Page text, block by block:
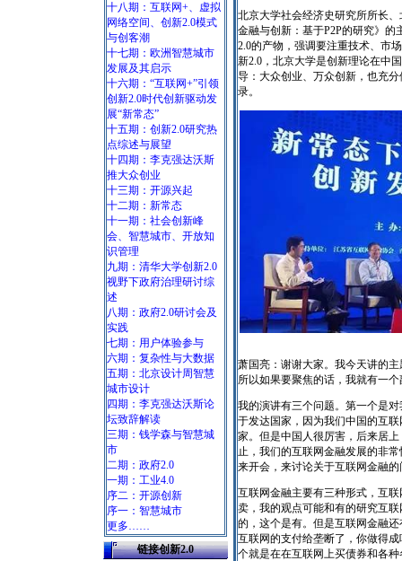
十八期：互联网+、虚拟
网络空间、创新2.0模式
与创客潮
十七期：欧洲智慧城市
发展及其启示
十六期：“互联网+”引领
创新2.0时代创新驱动发
展“新常态”
十五期：创新2.0研究热
点综述与展望
十四期：李克强达沃斯
推大众创业
十三期：开源兴起
十二期：新常态
十一期：社会创新峰
会、智慧城市、开放知
识管理
九期：清华大学创新2.0
视野下政府治理研讨综
述
八期：政府2.0研讨会及
实践
七期：用户体验参与
六期：复杂性与大数据
五期：北京设计周智慧
城市设计
四期：李克强达沃斯论
坛致辞解读
三期：钱学森与智慧城
市
二期：政府2.0
一期：工业4.0
序二：开源创新
序一：智慧城市
更多……
链接创新2.0
北京大学社会经济史研究所所长
金融与创新：基于P2P的研究》
2.0的产物，强调要注重技术、市
新2.0，北京大学是创新理论在中
导：大众创业、万众创新，也充
录。
萧国亮：谢谢大家。我今天讲的
所以如果要聚焦的话，我就有一
我的演讲有三个问题。第一个是
于发达国家，因为我们中国的互
家。但是中国人很厉害，后来居
止，我们的互联网金融发展的非
来开会，来讨论关于互联网金融的
互联网金融主要有三种形式，互
卖，我的观点可能和有的研究互
的，这个是有。但是互联网金融
互联网的支付给垄断了，你做得
个就是在在互联网上买债券和各